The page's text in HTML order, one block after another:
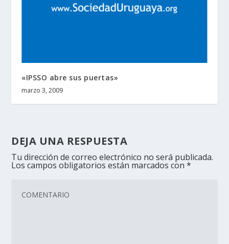
«IPSSO abre sus puertas»
marzo 3, 2009
DEJA UNA RESPUESTA
Tu dirección de correo electrónico no será publicada.
Los campos obligatorios están marcados con*